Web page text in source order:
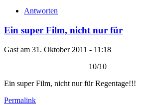
Antworten
Ein super Film, nicht nur für
Gast am 31. Oktober 2011 - 11:18
10/10
Ein super Film, nicht nur für Regentage!!!
Permalink